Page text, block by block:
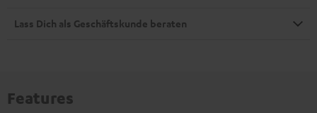
Lass Dich als Geschäftskunde beraten
Features